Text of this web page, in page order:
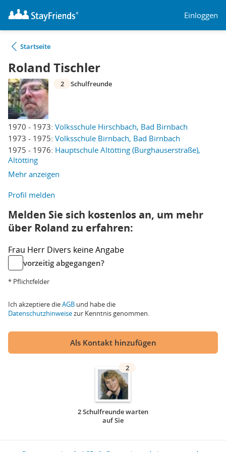
Einloggen
Startseite
Roland Tischler
1970 - 1973: Volksschule Hirschbach, Bad Birnbach
1973 - 1975: Volksschule Birnbach, Bad Birnbach
1975 - 1976: Hauptschule Altötting (Burghauserstraße),
Altötting
Mehr anzeigen
2 Schulfreunde
Profil melden
Melden Sie sich kostenlos an, um mehr
über Roland zu erfahren:
Frau Herr Divers keine Angabe
vorzeitig abgegangen?
* Pflichtfelder
Ich akzeptiere dieAGB und habe die
Datenschutzhinweisezur Kenntnis genommen.
Als Kontakt hinzufügen
2
2 Schulfreunde warten
auf Sie